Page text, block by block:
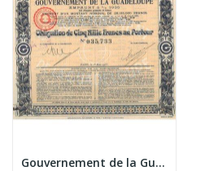
Gouvernement de la Guadeloupe - Emprunt 5% 1935...